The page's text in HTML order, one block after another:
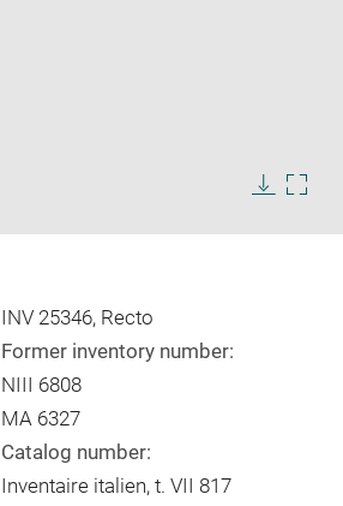
image
INV 25346, Recto
Former inventory number:
NIII 6808
MA 6327
Catalog number:
Inventaire italien, t. VII 817